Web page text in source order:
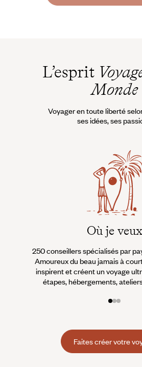
L’esprit
Monde
Voyager en toute liberté
ses idées, ses
Où je veux
250 conseillers spécialisés par
Amoureux du beau jamais à
inspirent et créent un voyage
étapes, hébergements,
Faites créer votre